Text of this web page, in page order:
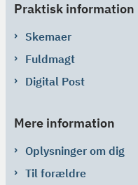
Praktisk information
Skemaer
Fuldmagt
Digital Post
Mere information
Oplysninger om dig
Til forældre